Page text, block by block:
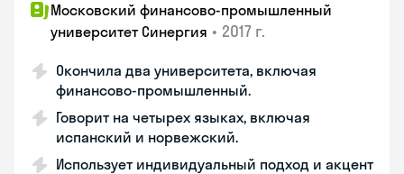
Московский финансово-промышленный
университет Синергия • 2017 г.
Окончила два университета, включая
финансово-промышленный.
Говорит на четырех языках, включая
испанский и норвежский.
Использует индивидуальный подход и акцент